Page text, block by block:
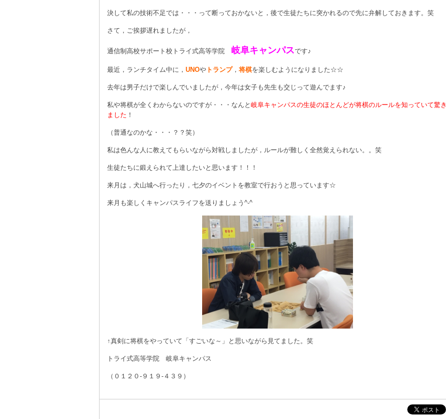
決して私の技術不足では・・・って断っておかないと，後で生徒たちに突かれるので先に弁解しておきます。笑
さて，ご挨拶遅れましたが，
通信制高校サポート校トライ式高等学院 岐阜キャンパスです♪
最近，ランチタイム中に， UNOや トランプ， 将棋を楽しむようになりました☆☆
去年は男子だけで楽しんでいましたが，今年は女子も先生も交じって遊んでます♪
私や将棋が全くわからないのですが・・・なんと 岐阜キャンパスの生徒のほとんどが将棋のルールを知っていて驚き
ました ！
（普通なのかな・・・？？笑）
私は色んな人に教えてもらいながら対戦しましたが，ルールが難しく全然覚えられない。。笑
生徒たちに鍛えられて上達したいと思います！！！
来月は，犬山城へ行ったり，七夕のイベントを教室で行おうと思っています☆
来月も楽しくキャンパスライフを送りましょう^-^
↑真剣に将棋をやっていて「すごいな～」と思いながら見てました。笑
トライ式高等学院 岐阜キャンパス
（０１２０-９１９-４３９）